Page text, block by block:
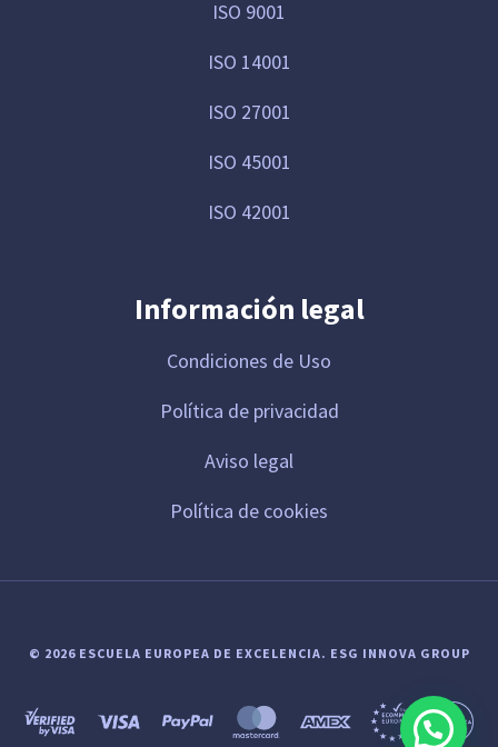
ISO 9001
ISO 14001
ISO 27001
ISO 45001
ISO 42001
Información legal
Condiciones de Uso
Política de privacidad
Aviso legal
Política de cookies
© 2026 ESCUELA EUROPEA DE EXCELENCIA. ESG INNOVA GROUP